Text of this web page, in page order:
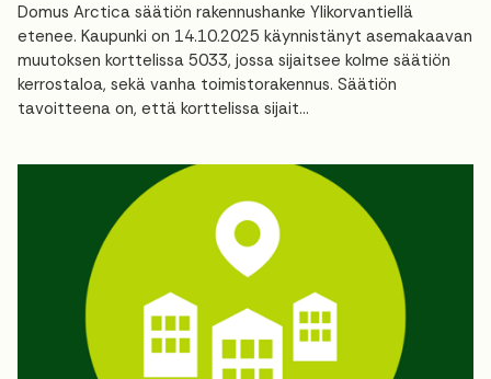
Domus Arctica säätiön rakennushanke Ylikorvantiellä
etenee. Kaupunki on 14.10.2025 käynnistänyt asemakaavan
muutoksen korttelissa 5033, jossa sijaitsee kolme säätiön
kerrostaloa, sekä vanha toimistorakennus. Säätiön
tavoitteena on, että korttelissa sijait...